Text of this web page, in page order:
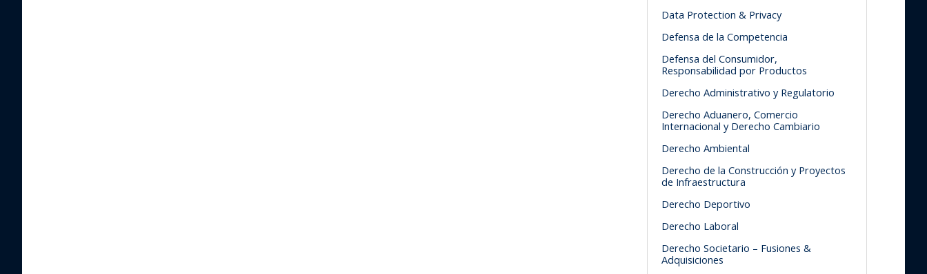
Data Protection & Privacy
Defensa de la Competencia
Defensa del Consumidor,
Responsabilidad por Productos
Derecho Administrativo y Regulatorio
Derecho Aduanero, Comercio
Internacional y Derecho Cambiario
Derecho Ambiental
Derecho de la Construcción y Proyectos
de Infraestructura
Derecho Deportivo
Derecho Laboral
Derecho Societario – Fusiones &
Adquisiciones